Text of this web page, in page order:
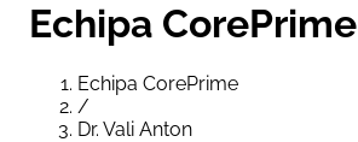
Echipa CorePrime
Echipa CorePrime
/
Dr. Vali Anton